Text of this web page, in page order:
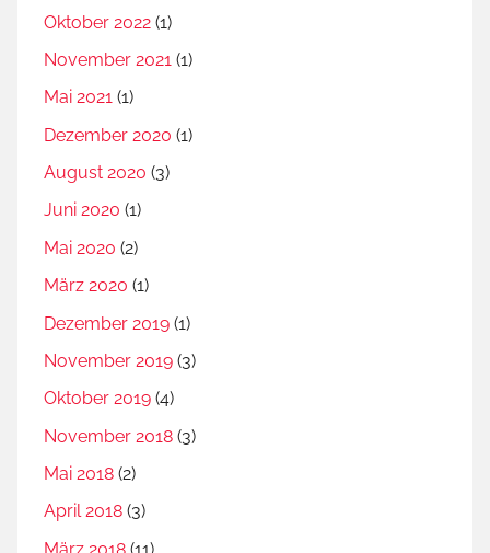
Oktober 2022 (1)
November 2021 (1)
Mai 2021 (1)
Dezember 2020 (1)
August 2020 (3)
Juni 2020 (1)
Mai 2020 (2)
März 2020 (1)
Dezember 2019 (1)
November 2019 (3)
Oktober 2019 (4)
November 2018 (3)
Mai 2018 (2)
April 2018 (3)